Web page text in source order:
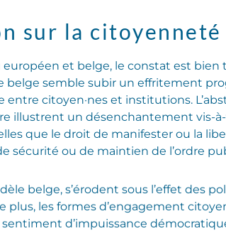
sur la citoyenneté
et belge, le constat est bien
belge semble subir un effritement
citoyen·nes et institutions.
illustrent un désenchantement vis-
que le droit de manifester ou la
sécurité ou de maintien de l’ordre
belge, s’érodent sous l’effet des
plus, les formes d’engagement
d’impuissance